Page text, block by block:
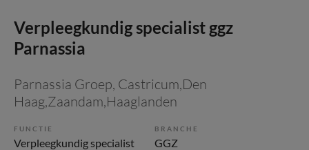
Verpleegkundig specialist ggz
Parnassia
Parnassia Groep, Castricum,Den
Haag,Zaandam,Haaglanden
FUNCTIE
Verpleegkundig specialist
BRANCHE
GGZ